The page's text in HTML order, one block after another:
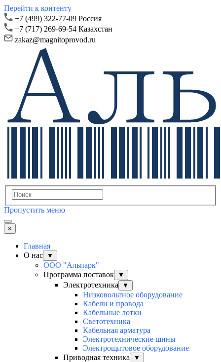
Перейти к контенту
+7 (499) 322-77-09 Россия
+7 (717) 269-69-54 Казахстан
zakaz@magnitoprovod.ru
Пропустить меню
×
Главная
О нас
▼
ООО "Альпарк"
Программа поставок
▼
Электротехника ▼
Низковольтное оборудование
Кабели и провода
Кабельные лотки
Светотехника
Кабельная арматура
Электротехнические шины
Электрощитовое оборудование
Приводная техника
▼